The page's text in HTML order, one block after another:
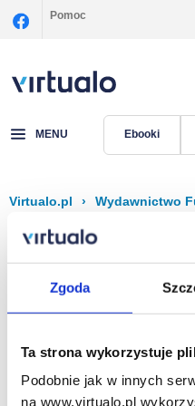
Zgoda
Ta strona wykorzystuje
Podobnie jak w innych
na www.virtualo.pl
Pomoc
MENU Ebooki
Virtualo.pl › Wydawnictwo
Filtruj